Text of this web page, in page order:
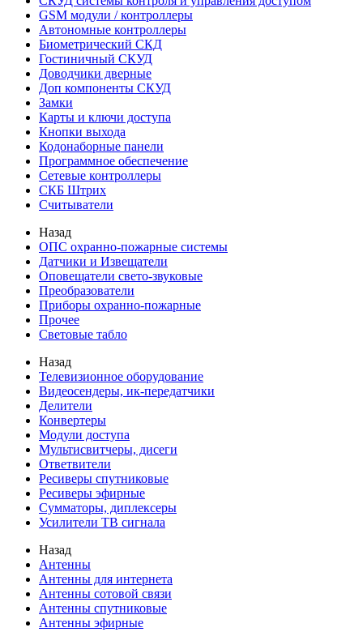
GSM модули / контроллеры
Автономные контроллеры
Биометрический СКД
Гостиничный СКУД
Доводчики дверные
Доп компоненты СКУД
Замки
Карты и ключи доступа
Кнопки выхода
Кодонаборные панели
Программное обеспечение
Сетевые контроллеры
СКБ Штрих
Считыватели
Назад
ОПС охранно-пожарные системы
Датчики и Извещатели
Оповещатели свето-звуковые
Преобразователи
Приборы охранно-пожарные
Прочее
Световые табло
Назад
Телевизионное оборудование
Видеосендеры, ик-передатчики
Делители
Конвертеры
Модули доступа
Мультисвитчеры, дисеги
Ответвители
Ресиверы спутниковые
Ресиверы эфирные
Сумматоры, диплексеры
Усилители ТВ сигнала
Назад
Антенны
Антенны для интернета
Антенны сотовой связи
Антенны спутниковые
Антенны эфирные